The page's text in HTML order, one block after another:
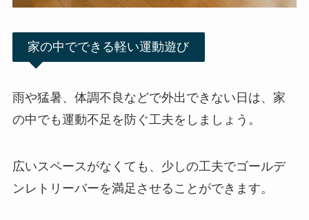
家の中でできる軽い運動遊び
雨や猛暑、体調不良などで外出できない日は、家
の中でも運動不足を防ぐ工夫をしましょう。
広いスペースがなくても、少しの工夫でゴールデ
ンレトリーバーを満足させることができます。